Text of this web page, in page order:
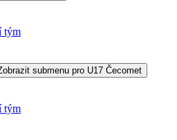
tým
submenu pro U17 Čecomet
tým